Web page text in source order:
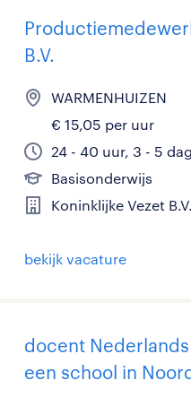
B.V.
WARMENHUIZEN
€ 15,05 per uur
24 - 40 uur, 3 - 5
Basisonderwijs
Koninklijke Vezet B.V.
bekijk vacature
docent
een school in